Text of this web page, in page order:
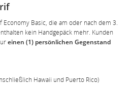
Economy Basic, die am oder nach dem 3.
kein Handgepäck mehr. Kunden
einen (1) persönlichen Gegenstand
Hawaii und Puerto Rico)